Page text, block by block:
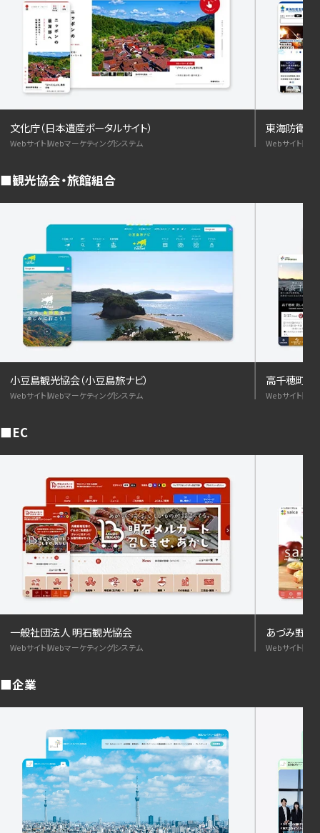
文化庁（日本遺産ポータルサイト）
WebサイトWebマーケティングシステム
東海防衛支
Webサイト
観光協会・旅館組合
小豆島観光協会（小豆島旅ナビ）
WebサイトWebマーケティングシステム
高千穂町観
Webサイト
EC
一般社団法人 明石観光協会
WebサイトWebマーケティングシステム
あづみ野菓
Webサイト
企業